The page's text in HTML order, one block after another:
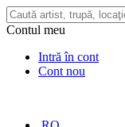
Contul meu
Intră în cont
Cont nou